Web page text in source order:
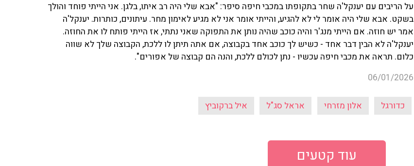
על הריבים עם יענקל'ה שחר בתקופתו במכבי חיפה סיפר: "אבא שלי היה רב איתו, בלגן. אני הייתי פוחד והולך
בשקט. אבא שלי היה אומר לי לא להגיע, והייתי אומר אני לא מגיע לאימון מחר. עיתונים, כותרות. יענקל'ה
אמר יש חוזה. אם הייתי מנג'ר והיה כוכב שהיה נותן את התפוקה שאני נתתי, אז הייתי פותח לו את החוזה.
יענקל'ה לא הבין דבר אחד - כשיש לך כוכב אחד בקבוצה, אם אתה תיתן לו ללכת, הקבוצה שלך לא שווה
כלום. תראה את מכבי חיפה עכשיו - נתן לכולם ללכת, והנה הם קבוצה של אפורים".
06/01/2026
כדורגל אלון מזרחי אראל סג"ל איל ברקוביץ
עוד קטעים